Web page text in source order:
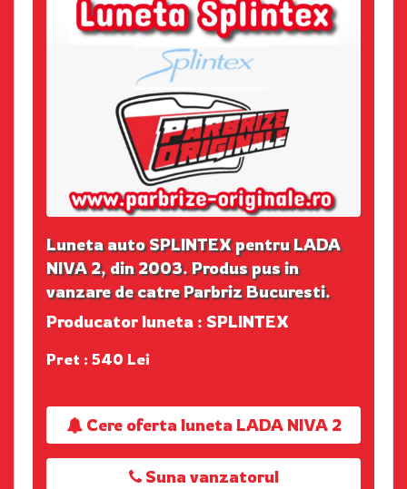
Luneta auto SPLINTEX pentru LADA
NIVA 2, din 2003. Produs pus in
vanzare de catre Parbriz Bucuresti.
Producator luneta : SPLINTEX
Pret : 540 Lei
Cere oferta luneta LADA NIVA 2
Suna vanzatorul